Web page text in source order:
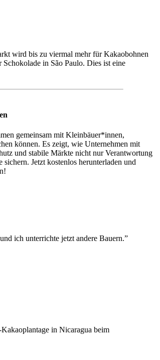
wird bis zu viermal mehr für Kakaobohnen
in São Paulo. Dies ist eine
gemeinsam mit Kleinbäuer*innen,
können. Es zeigt, wie Unternehmen mit
und stabile Märkte nicht nur Verantwortung
Jetzt kostenlos herunterladen und
ich unterrichte jetzt andere Bauern.”